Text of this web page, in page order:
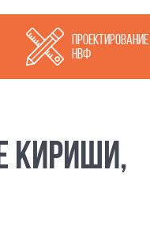
Проектирование
НВФ
КИРИШИ,